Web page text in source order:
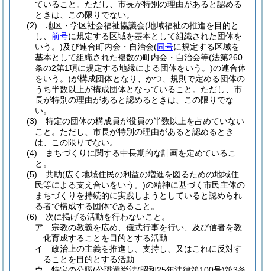
ていること。 ただし、市長が特別の理由があると認める
ときは、この限りでない。
(2)
地区・学区社会福祉協議会(地域福祉の推進を目的と
し、 前号に規定する区域を基本として組織された団体を
いう。)及び連合町内会・自治会(同号に規定する区域を
基本として組織された複数の町内会・自治会等(法第260
条の2第1項に規定する地縁による団体をいう。)の連合体
をいう。)が構成団体となり、かつ、規則で定める団体の
うち半数以上が構成団体となっていること。 ただし、市
長が特別の理由があると認めるときは、この限りでな
い。
(3)
特定の団体の構成員が役員の半数以上を占めていない
こと。 ただし、市長が特別の理由があると認めるとき
は、この限りでない。
(4)
まちづくりに関する中長期的な計画を定めているこ
と。
(5)
共助(広く地域住民の利益の増進を図るための地域住
民等による支え合いをいう。)の精神に基づく市民主体の
まちづくりを持続的に実践しようとしていると認められ
る者で構成する団体であること。
(6)
次に掲げる活動を行わないこと。
ア
宗教の教義を広め、儀式行事を行い、及び信者を教
化育成することを目的とする活動
イ
政治上の主義を推進し、支持し、又はこれに反対す
ることを目的とする活動